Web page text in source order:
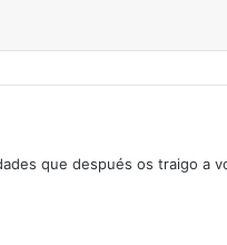
que después os traigo a